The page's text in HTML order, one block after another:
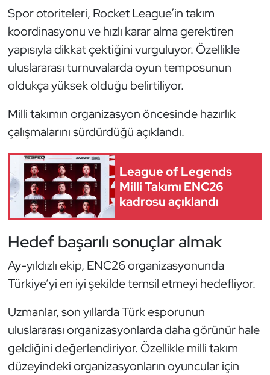
Spor otoriteleri, Rocket League’in takım
koordinasyonu ve hızlı karar alma gerektiren
yapısıyla dikkat çektiğini vurguluyor. Özellikle
uluslararası turnuvalarda oyun temposunun
oldukça yüksek olduğu belirtiliyor.
Milli takımın organizasyon öncesinde hazırlık
çalışmalarını sürdürdüğü açıklandı.
League of Legends
Milli Takımı ENC26
kadrosu açıklandı
Hedef başarılı sonuçlar almak
Ay-yıldızlı ekip, ENC26 organizasyonunda
Türkiye’yi en iyi şekilde temsil etmeyi hedefliyor.
Uzmanlar, son yıllarda Türk esporunun
uluslararası organizasyonlarda daha görünür hale
geldiğini değerlendiriyor. Özellikle milli takım
düzeyindeki organizasyonların oyuncular için
Kano ve Rafting
Karate
Kayak
Kempo
Kürek
Masa Tenisi
Modern Pentatlon
Motor Sporları
Okçuluk
Optimist